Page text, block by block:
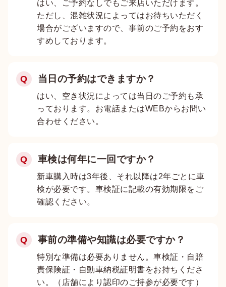
はい、ご予約なしでもご来店いただけます。
ただし、混雑状況によってはお待ちいただく
場合がございますので、事前のご予約をおす
すめしております。
Q 当日の予約はできますか？
はい、空き状況によっては当日のご予約も承
っております。お電話またはWEBからお問い
合わせください。
Q 車検は何年に一回ですか？
新車購入時は3年後、それ以降は2年ごとに車
検が必要です。車検証に記載の有効期限をご
確認ください。
Q 事前の準備や知識は必要ですか？
特別な準備は必要ありません。車検証・自賠
責保険証・自動車納税証明書をお持ちくださ
い。（店舗により認印のご持参が必要です）